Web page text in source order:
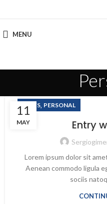
MENU
11
MAY
NEWS, PERSONAL
Entry
Lorem ipsum dolor sit
Aenean commodo ligula
sociis